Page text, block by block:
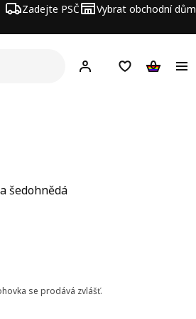
Zadejte PSČ Vybrat obchodní dům
Hej! Přihlášení
NákupníNákupní
šedohnědá
se prodává zvlášť.